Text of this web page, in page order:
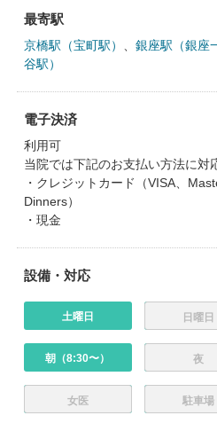
最寄駅
京橋駅（宝町駅） 銀座駅（銀座
谷駅）
電子決済
利用可
当院では下記のお支払い方法に対
・クレジットカード（VISA、
Dinners）
・現金
設備・対応
土曜日 日曜日
朝（8:30〜） 夜
女医 駐車場